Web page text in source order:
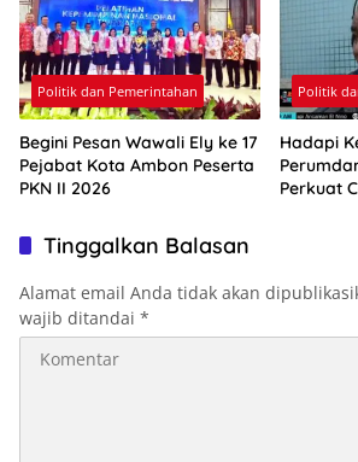
Politik dan Pemerintahan
Begini Pesan Wawali Ely ke 17
Pejabat Kota Ambon Peserta
PKN II 2026
Politik
Hadapi
Perkuat
Tinggalkan Balasan
Alamat email Anda tidak akan
wajib ditandai *